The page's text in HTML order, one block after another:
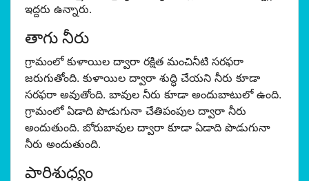
ఇద్దరు ఉన్నారు.
తాగు నీరు
గ్రామంలో కుళాయిల ద్వారా రక్షిత మంచినీటి సరఫరా
జరుగుతోంది. కుళాయిల ద్వారా శుద్ధి చేయని నీరు కూడా
సరఫరా అవుతోంది. బావుల నీరు కూడా అందుబాటులో ఉంది.
గ్రామంలో ఏడాది పొడుగునా చేతిపంపుల ద్వారా నీరు
అందుతుంది. బోరుబావుల ద్వారా కూడా ఏడాది పొడుగునా
నీరు అందుతుంది.
పారిశుధ్యం